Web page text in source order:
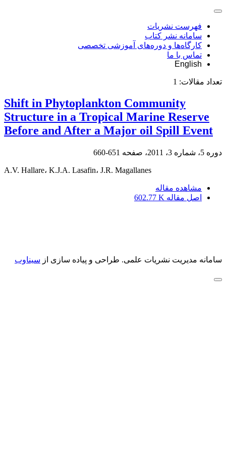
فهرست نشریات
سامانه نشر کتاب
کارگاه‌ها و دوره‌های آموزشی تخصصی
تماس با ما
English
تعداد مقالات: 1
Shift in Phytoplankton Community
Structure in a Tropical Marine Reserve
Before and After a Major oil Spill Event
دوره 5، شماره 3، 2011، صفحه 651-660
A.V. Hallare، K.J.A. Lasafin، J.R. Magallanes
مشاهده مقاله
اصل مقاله 602.77 K
سامانه مدیریت نشریات علمی. طراحی و پیاده سازی از سیناوب